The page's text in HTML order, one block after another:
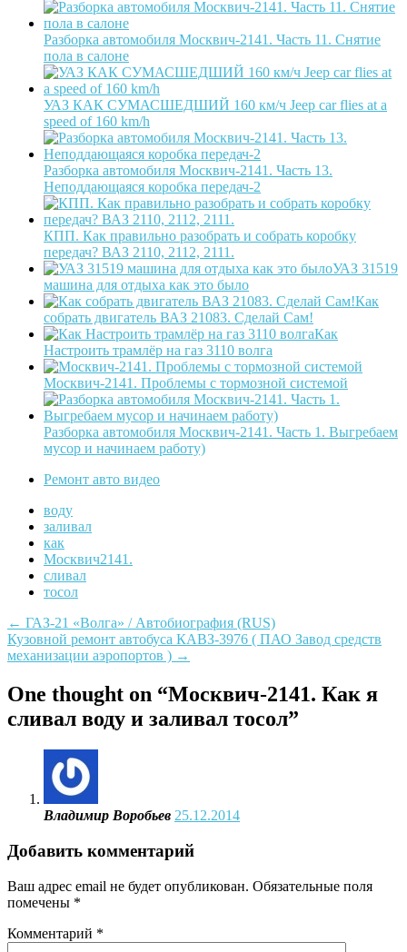
Разборка автомобиля Москвич-2141. Часть 11. Снятие
пола в салоне
УАЗ КАК СУМАСШЕДШИЙ 160 км/ч Jeep car flies at a
speed of 160 km/h
Разборка автомобиля Москвич-2141. Часть 13.
Неподдающаяся коробка передач-2
КПП. Как правильно разобрать и собрать коробку
передач? ВАЗ 2110, 2112, 2111.
УАЗ 31519
машина для отдыха как это было
Как
собрать двигатель ВАЗ 21083. Сделай Сам!
Как
Настроить трамлёр на газ 3110 волга
Москвич-2141. Проблемы с тормозной системой
Разборка автомобиля Москвич-2141. Часть 1. Выгребаем
мусор и начинаем работу)
Ремонт авто видео
воду
заливал
как
Москвич2141.
сливал
тосол
Post
navigation
← ГАЗ-21 «Волга» / Автобиография (RUS)
Кузовной ремонт автобуса КАВЗ-3976 ( ПАО Завод средств
механизации аэропортов ) →
One thought on “Москвич-2141. Как я
сливал воду и заливал тосол”
Владимир Воробьев 25.12.2014
Добавить комментарий
Ваш адрес email не будет опубликован. Обязательные поля
помечены *
Комментарий *